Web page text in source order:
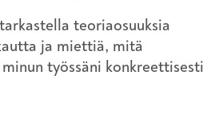
teoriaosuuksia
ja miettiä, mitä
työssäni konkreettisesti